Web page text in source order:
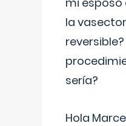
la
reversible?
sería?
Hola